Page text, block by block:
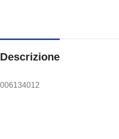
Descrizione
006134012